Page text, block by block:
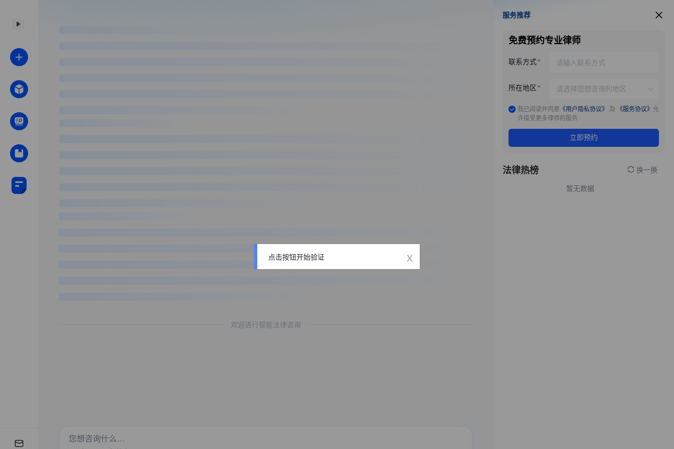
欢迎进行智能法律咨询
服务推荐
服务推荐
免费预约专业律师
联系方式
所在地区
我已阅读并同意 《用户隐私协议》 及 《服务协议》 允
许接受更多律师的服务
立即预约
法律热榜 换一换
暂无数据
点击按钮开始验证 x